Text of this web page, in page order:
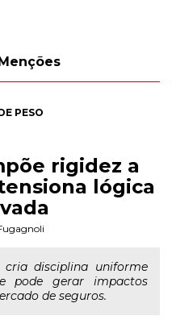
PESO
rigidez a
lógica
disciplina uniforme
pode gerar impactos
de seguros.